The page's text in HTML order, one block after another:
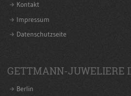
Kontakt
Impressum
Datenschutzseite
GETTMANN-JUWELIERE
Berlin